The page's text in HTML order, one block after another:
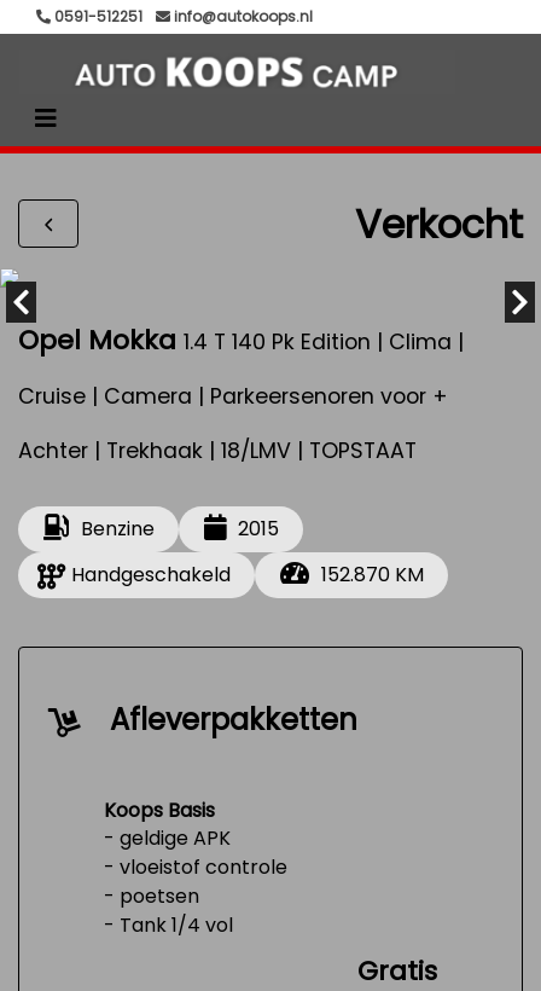
0591-512251 info@autokoops.nl
Verkocht
Opel Mokka 1.4 T 140 Pk Edition | Clima |
Cruise | Camera | Parkeersenoren voor +
Achter | Trekhaak | 18/LMV | TOPSTAAT
Benzine
2015
Handgeschakeld
152.870 KM
Afleverpakketten
Koops Basis
- geldige APK
- vloeistof controle
- poetsen
- Tank 1/4 vol
Gratis